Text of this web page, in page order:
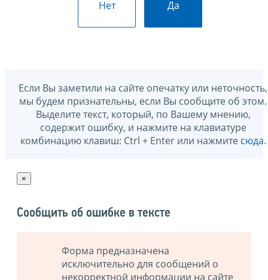
Нет Да
Если Вы заметили на сайте опечатку или неточность,
мы будем признательны, если Вы сообщите об этом.
Выделите текст, который, по Вашему мнению,
содержит ошибку, и нажмите на клавиатуре
комбинацию клавиш: Ctrl + Enter или нажмите сюда.
×
Сообщить об ошибке в тексте
Форма предназначена
исключительно для сообщений о
некорректной информации на сайте